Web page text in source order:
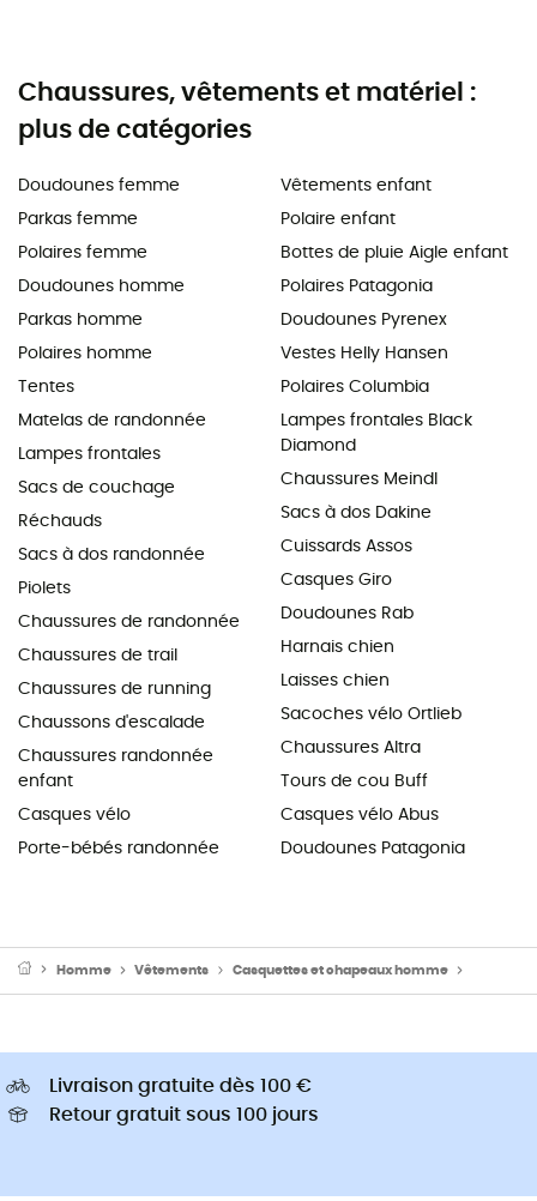
Chaussures, vêtements et matériel :
plus de catégories
Doudounes femme
Parkas femme
Polaires femme
Doudounes homme
Parkas homme
Polaires homme
Tentes
Matelas de randonnée
Lampes frontales
Sacs de couchage
Réchauds
Sacs à dos randonnée
Piolets
Chaussures de randonnée
Chaussures de trail
Chaussures de running
Chaussons d'escalade
Chaussures randonnée
enfant
Casques vélo
Porte-bébés randonnée
Vêtements enfant
Polaire enfant
Bottes de pluie Aigle enfant
Polaires Patagonia
Doudounes Pyrenex
Vestes Helly Hansen
Polaires Columbia
Lampes frontales Black
Diamond
Chaussures Meindl
Sacs à dos Dakine
Cuissards Assos
Casques Giro
Doudounes Rab
Harnais chien
Laisses chien
Sacoches vélo Ortlieb
Chaussures Altra
Tours de cou Buff
Casques vélo Abus
Doudounes Patagonia
Homme Vêtements Casquettes et chapeaux homme
Livraison gratuite dès 100 €
Retour gratuit sous 100 jours